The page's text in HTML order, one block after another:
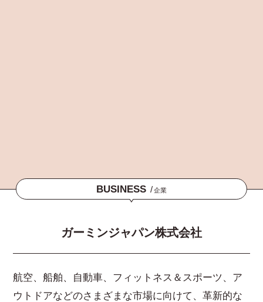
BUSINESS /企業
ガーミンジャパン株式会社
航空、船舶、自動車、フィットネス＆スポーツ、ア
ウトドアなどのさまざまな市場に向けて、革新的な